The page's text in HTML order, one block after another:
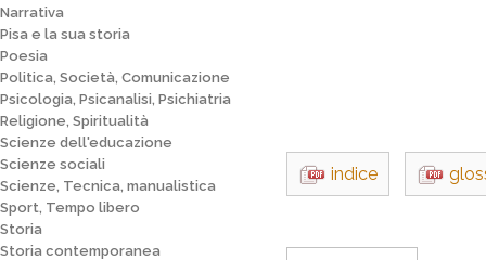
Narrativa
Pisa e la sua storia
Poesia
Politica, Società, Comunicazione
Psicologia, Psicanalisi, Psichiatria
Religione, Spiritualità
Scienze dell'educazione
Scienze sociali
Scienze, Tecnica, manualistica
Sport, Tempo libero
Storia
Storia contemporanea
indice